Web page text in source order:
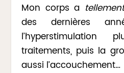
Mon corps a
des dernières
l’hyperstimulation
traitements, puis la
aussi l’accouchement…